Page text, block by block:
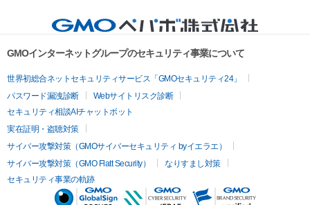
GMOインターネットグループのセキュリティ事業について
世界初総合ネットセキュリティサービス「GMOセキュリティ24」
パスワード漏洩診断
Webサイトリスク診断
セキュリティ相談AIチャットボット
実在証明・盗聴対策
サイバー攻撃対策（GMOサイバーセキュリティ byイエラエ）
サイバー攻撃対策（GMO Flatt Security）
なりすまし対策
セキュリティ事業の軌跡